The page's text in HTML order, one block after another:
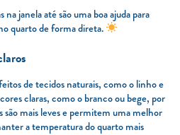
janela até são uma boa ajuda para
quarto de forma direta.
de tecidos naturais, como o linho e
claras, como o branco ou bege, por
mais leves e permitem uma melhor
a temperatura do quarto mais